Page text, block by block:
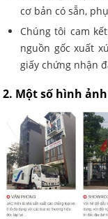
cơ bản có sẵn,
Chúng tôi cam
nguồn gốc xuất
giấy chứng nhận
2. Một số hình